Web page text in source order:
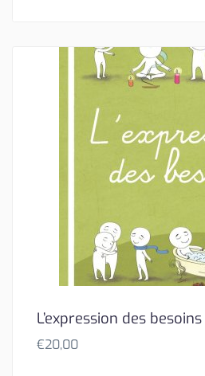
L’expression des besoins
€20,00